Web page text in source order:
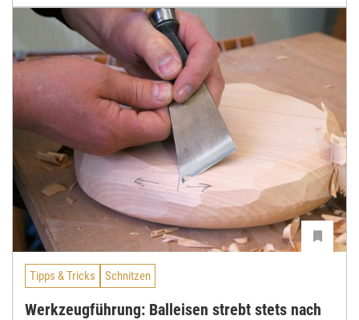
Tipps & Tricks Schnitzen
Werkzeugführung: Balleisen strebt stets nach